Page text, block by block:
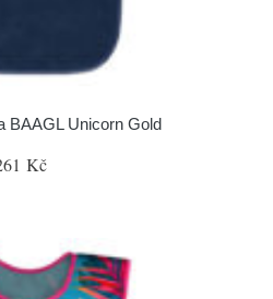
BAAGL Unicorn Gold
Kč